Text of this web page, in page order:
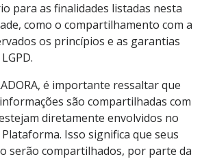
para as finalidades listadas nesta
como o compartilhamento com a
os princípios e as garantias
é importante ressaltar que
são compartilhadas com
diretamente envolvidos no
Isso significa que seus
serão compartilhados, por parte da